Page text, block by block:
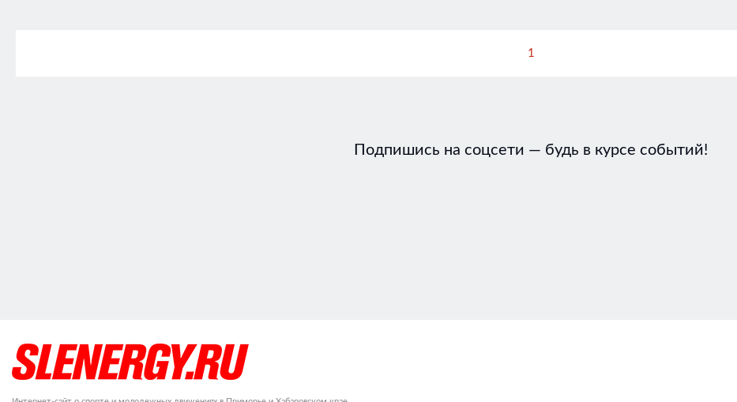
1
Подпишись на соцсети — будь в курсе событий!